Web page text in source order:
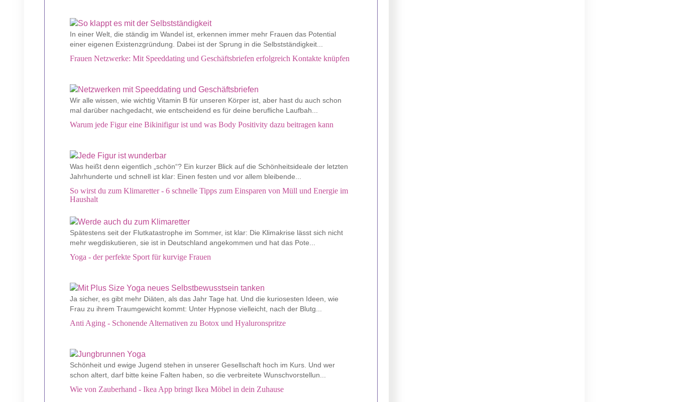
In einer Welt, die ständig im Wandel ist, erkennen immer mehr Frauen das Potential
einer eigenen Existenzgründung. Dabei ist der Sprung in die Selbstständigkeit...
Frauen Netzwerke: Mit Speeddating und Geschäftsbriefen erfolgreich Kontakte knüpfen
Wir alle wissen, wie wichtig Vitamin B für unseren Körper ist, aber hast du auch schon
mal darüber nachgedacht, wie entscheidend es für deine berufliche Laufbah...
Warum jede Figur eine Bikinifigur ist und was Body Positivity dazu beitragen kann
Was heißt denn eigentlich „schön“? Ein kurzer Blick auf die Schönheitsideale der letzten
Jahrhunderte und schnell ist klar: Einen festen und vor allem bleibende...
So wirst du zum Klimaretter - 6 schnelle Tipps zum Einsparen von Müll und Energie im
Haushalt
Spätestens seit der Flutkatastrophe im Sommer, ist klar: Die Klimakrise lässt sich nicht
mehr wegdiskutieren, sie ist in Deutschland angekommen und hat das Pote...
Yoga - der perfekte Sport für kurvige Frauen
Ja sicher, es gibt mehr Diäten, als das Jahr Tage hat. Und die kuriosesten Ideen, wie
Frau zu ihrem Traumgewicht kommt: Unter Hypnose vielleicht, nach der Blutg...
Anti Aging - Schonende Alternativen zu Botox und Hyaluronspritze
Schönheit und ewige Jugend stehen in unserer Gesellschaft hoch im Kurs. Und wer
schon altert, darf bitte keine Falten haben, so die verbreitete Wunschvorstellun...
Wie von Zauberhand - Ikea App bringt Ikea Möbel in dein Zuhause